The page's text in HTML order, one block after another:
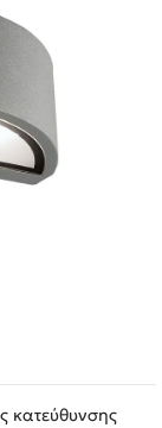
κατεύθυνσης